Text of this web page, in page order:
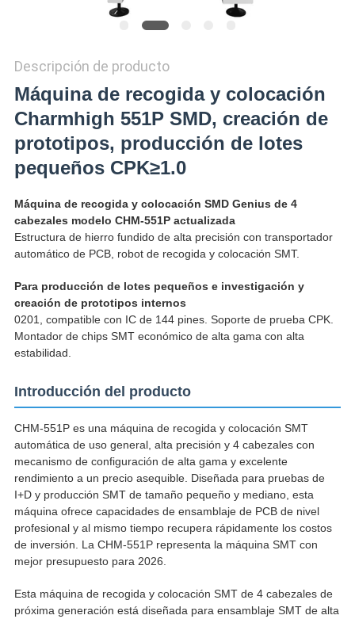
Descripción de producto
Máquina de recogida y colocación
Charmhigh 551P SMD, creación de
prototipos, producción de lotes
pequeños CPK≥1.0
Máquina de recogida y colocación SMD Genius de 4
cabezales modelo CHM-551P actualizada
Estructura de hierro fundido de alta precisión con transportador
automático de PCB, robot de recogida y colocación SMT.
Para producción de lotes pequeños e investigación y
creación de prototipos internos
0201, compatible con IC de 144 pines. Soporte de prueba CPK.
Montador de chips SMT económico de alta gama con alta
estabilidad.
Introducción del producto
CHM-551P es una máquina de recogida y colocación SMT
automática de uso general, alta precisión y 4 cabezales con
mecanismo de configuración de alta gama y excelente
rendimiento a un precio asequible. Diseñada para pruebas de
I+D y producción SMT de tamaño pequeño y mediano, esta
máquina ofrece capacidades de ensamblaje de PCB de nivel
profesional y al mismo tiempo recupera rápidamente los costos
de inversión. La CHM-551P representa la máquina SMT con
mejor presupuesto para 2026.
Esta máquina de recogida y colocación SMT de 4 cabezales de
próxima generación está diseñada para ensamblaje SMT de alta